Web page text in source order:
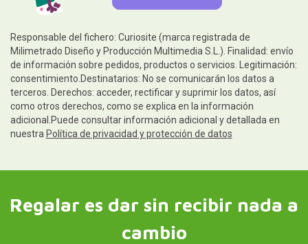
Responsable del fichero: Curiosite (marca registrada de
Milimetrado Diseño y Producción Multimedia S.L.). Finalidad: envío
de información sobre pedidos, productos o servicios. Legitimación:
consentimiento.Destinatarios: No se comunicarán los datos a
terceros. Derechos: acceder, rectificar y suprimir los datos, así
como otros derechos, como se explica en la información
adicional.Puede consultar información adicional y detallada en
nuestra Política de privacidad y protección de datos
Regalar es dar sin recibir nada a
cambio